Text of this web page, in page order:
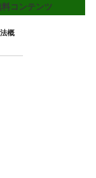
料コンテンツ
概